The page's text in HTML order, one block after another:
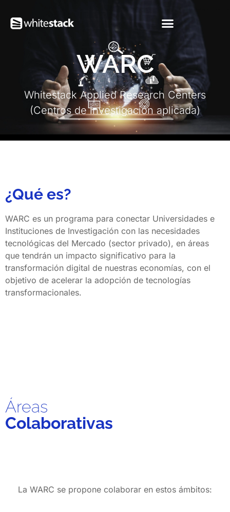
WARC
Whitestack Applied Research Centers
(Centros de investigación aplicada)
¿Qué es?
WARC es un programa para conectar Universidades e
Instituciones de Investigación con las necesidades
tecnológicas del Mercado (sector privado), en áreas
que tendrán un impacto significativo para la
transformación digital de nuestras economías, con el
objetivo de acelerar la adopción de tecnologías
transformacionales.
Áreas
Colaborativas
La WARC se propone colaborar en estos ámbitos: